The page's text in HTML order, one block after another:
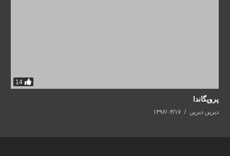
14
پروپگاندا
دیرین دیرین ۱۳۹۶/۰۳/۱۷